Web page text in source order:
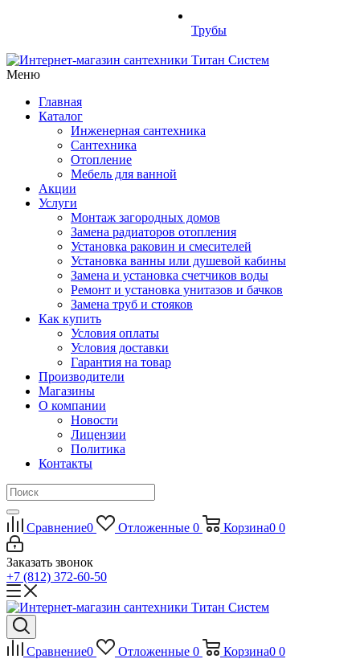
Трубы
Меню
Главная
Каталог
Инженерная сантехника
Сантехника
Отопление
Мебель для ванной
Акции
Услуги
Монтаж загородных домов
Замена радиаторов отопления
Установка раковин и смесителей
Установка ванны или душевой кабины
Замена и установка счетчиков воды
Ремонт и установка унитазов и бачков
Замена труб и стояков
Как купить
Условия оплаты
Условия доставки
Гарантия на товар
Производители
Магазины
О компании
Новости
Лицензии
Политика
Контакты
Сравнение0 Отложенные 0 Корзина0 0
Заказать звонок
+7 (812) 372-60-50
Сравнение0 Отложенные 0 Корзина0 0